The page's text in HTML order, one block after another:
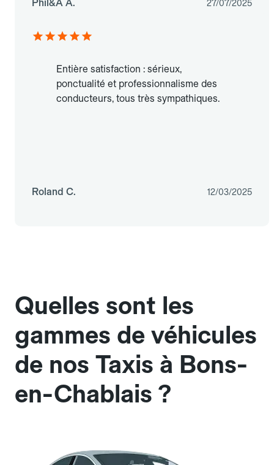
Phil&A A. 27/07/2025
Entière satisfaction : sérieux,
ponctualité et professionnalisme des
conducteurs, tous très sympathiques.
Roland C. 12/03/2025
Quelles sont les
gammes de véhicules
de nos Taxis à Bons-
en-Chablais ?